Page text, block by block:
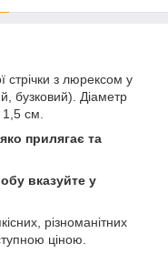
стрічки з люрексом у
бузковий). Діаметр
см.
прилягає та
вказуйте у
різноманітних
ціною.